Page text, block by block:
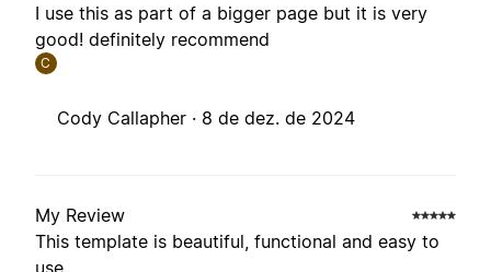
I use this as part of a bigger page but it is very
good! definitely recommend
C
Cody Callapher · 8 de dez. de 2024
My Review
This template is beautiful, functional and easy to